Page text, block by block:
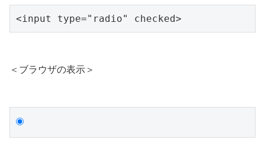
<input type="radio" checked>
＜ブラウザの表示＞